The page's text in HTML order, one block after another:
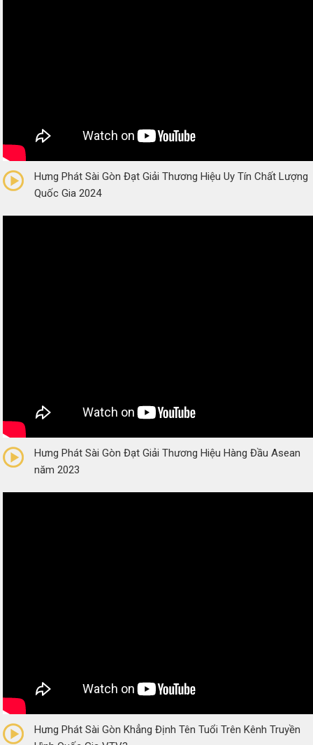
(0 Reviews)
Hưng Phát Sài Gòn Đạt Giải Thương Hiệu Uy Tín Chất Lượng
Quốc Gia 2024
(0 Reviews)
Hưng Phát Sài Gòn Đạt Giải Thương Hiệu Hàng Đầu Asean
năm 2023
(0 Reviews)
Hưng Phát Sài Gòn Khẳng Định Tên Tuổi Trên Kênh Truyền